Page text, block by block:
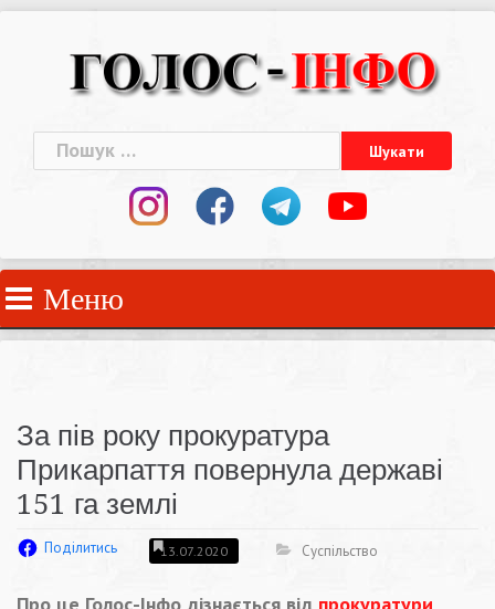
Пошук:
Меню
За пів року прокуратура
Прикарпаття повернула державі
151 га землі
Поділитись 13.07.2020 Суспільство